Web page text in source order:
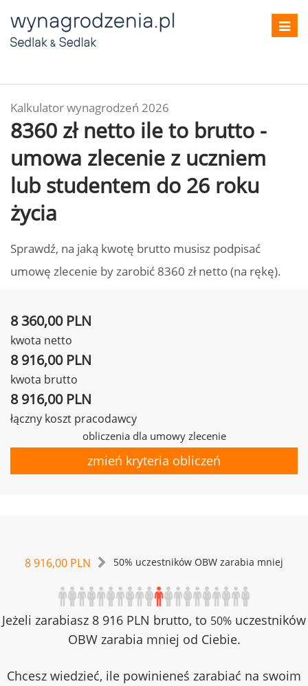
Kalkulator wynagrodzeń 2026
8360 zł netto ile to brutto -
umowa zlecenie z uczniem
lub studentem do 26 roku
życia
Sprawdź, na jaką kwotę brutto musisz podpisać
umowę zlecenie by zarobić 8360 zł netto (na rękę).
8 360,00 PLN
kwota netto
8 916,00 PLN
kwota brutto
8 916,00 PLN
łączny koszt pracodawcy
obliczenia dla umowy zlecenie
zmień kryteria obliczeń
8 916,00 PLN 50% uczestników OBW zarabia mniej
Jeżeli zarabiasz 8 916 PLN brutto, to 50% uczestników
OBW zarabia mniej od Ciebie.
Chcesz wiedzieć, ile powinieneś zarabiać na swoim